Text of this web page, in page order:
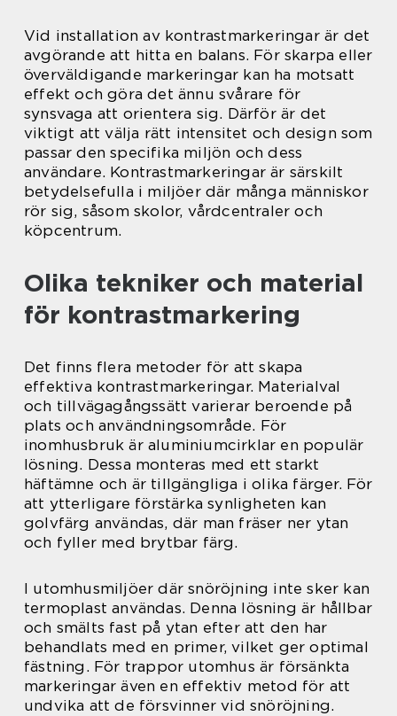
Vid installation av kontrastmarkeringar är det
avgörande att hitta en balans. För skarpa eller
överväldigande markeringar kan ha motsatt
effekt och göra det ännu svårare för
synsvaga att orientera sig. Därför är det
viktigt att välja rätt intensitet och design som
passar den specifika miljön och dess
användare. Kontrastmarkeringar är särskilt
betydelsefulla i miljöer där många människor
rör sig, såsom skolor, vårdcentraler och
köpcentrum.
Olika tekniker och material
för kontrastmarkering
Det finns flera metoder för att skapa
effektiva kontrastmarkeringar. Materialval
och tillvägagångssätt varierar beroende på
plats och användningsområde. För
inomhusbruk är aluminiumcirklar en populär
lösning. Dessa monteras med ett starkt
häftämne och är tillgängliga i olika färger. För
att ytterligare förstärka synligheten kan
golvfärg användas, där man fräser ner ytan
och fyller med brytbar färg.
I utomhusmiljöer där snöröjning inte sker kan
termoplast användas. Denna lösning är hållbar
och smälts fast på ytan efter att den har
behandlats med en primer, vilket ger optimal
fästning. För trappor utomhus är försänkta
markeringar även en effektiv metod för att
undvika att de försvinner vid snöröjning.